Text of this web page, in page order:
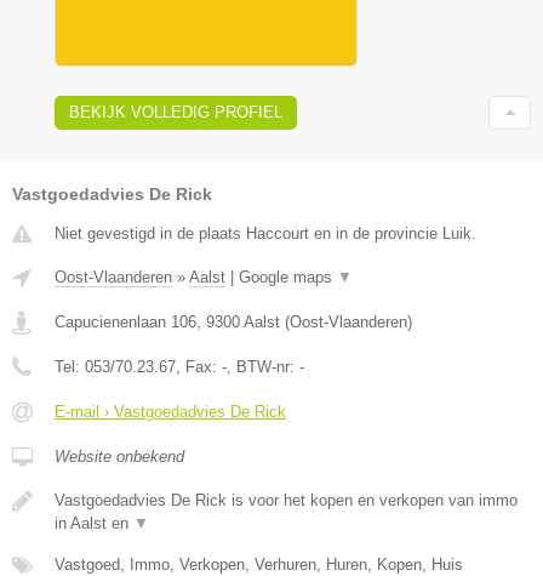
BEKIJK VOLLEDIG PROFIEL
Vastgoedadvies De Rick
Niet gevestigd in de plaats Haccourt en in de provincie Luik.
Oost-Vlaanderen » Aalst Google maps ▼
Capucienenlaan 106 9300 Aalst (Oost-Vlaanderen)
Tel: 053/70.23.67 , Fax: - , BTW-nr: -
E-mail › Vastgoedadvies De Rick
Website onbekend
Vastgoedadvies De Rick is voor het kopen en verkopen van immo
in Aalst en ▼
Vastgoed, Immo, Verkopen, Verhuren, Huren, Kopen, Huis